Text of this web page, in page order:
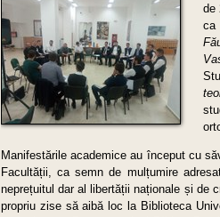
de
Manifestările academice au început cu
Facultății, ca semn de mulțumire
neprețuitul dar al libertății naționale și de
propriu zise să aibă loc la Biblioteca